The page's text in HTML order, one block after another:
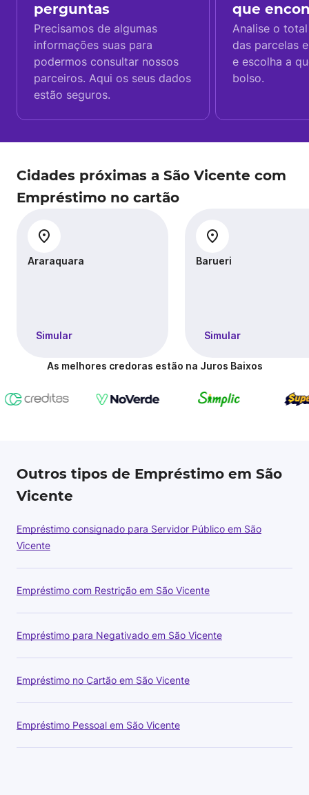
perguntas
Precisamos de algumas
informações suas para
podermos consultar nossos
parceiros. Aqui os seus dados
estão seguros.
que
Analise o
das parcelas
e escolha a
bolso.
Cidades próximas a São Vicente com
Empréstimo no cartão
Araraquara
Simular
Barueri
Simular
As melhores credoras estão na Juros Baixos
Outros tipos de Empréstimo em São
Vicente
Empréstimo consignado para Servidor Público em São
Vicente
Empréstimo com Restrição em São Vicente
Empréstimo para Negativado em São Vicente
Empréstimo no Cartão em São Vicente
Empréstimo Pessoal em São Vicente